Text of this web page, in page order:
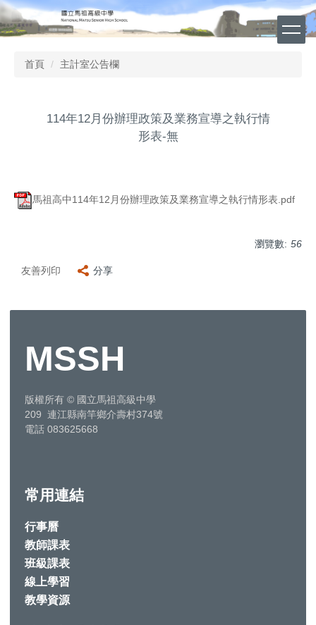
跳
到
主
首頁 主計室公告欄
114年12月份辦理政策及業務宣導之執行情
形表-無
馬祖高中114年12月份辦理政策及業務宣導之執行情形表.pdf
瀏覽數: 56
友善列印 分享
MSSH
版權所有 © 國立馬祖高級中學
209 連江縣南竿鄉介壽村374號
電話 083625668
常用連結
行事曆
教師課表
班級課表
線上學習
教學資源